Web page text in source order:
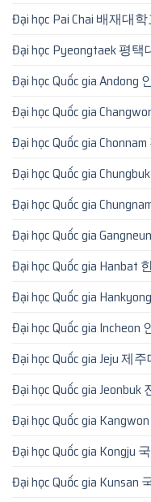
Đại học Pai Chai 배재대
Đại học Pyeongtaek 평택
Đại học Quốc gia Andong
Đại học Quốc gia
Đại học Quốc gia
Đại học Quốc gia
Đại học Quốc gia
Đại học Quốc gia
Đại học Quốc gia Hanbat
Đại học Quốc gia
Đại học Quốc gia Incheon
Đại học Quốc gia Jeju 제
Đại học Quốc gia
Đại học Quốc gia
Đại học Quốc gia Kongju
Đại học Quốc gia Kunsan